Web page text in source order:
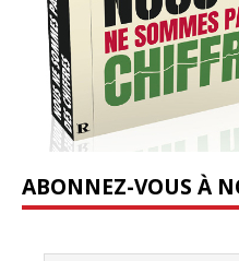
ABONNEZ-VOUS À